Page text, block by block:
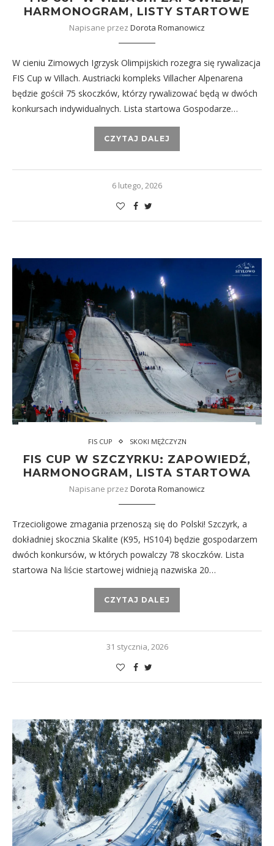
HARMONOGRAM, LISTY STARTOWE
Napisane przez Dorota Romanowicz
W cieniu Zimowych Igrzysk Olimpijskich rozegra się rywalizacja
FIS Cup w Villach. Austriacki kompleks Villacher Alpenarena
będzie gościł 75 skoczków, którzy rywalizować będą w dwóch
konkursach indywidualnych. Lista startowa Gospodarze…
CZYTAJ DALEJ
6 lutego, 2026
FIS CUP SKOKI MĘŻCZYZN
FIS CUP W SZCZYRKU: ZAPOWIEDŹ,
HARMONOGRAM, LISTA STARTOWA
Napisane przez Dorota Romanowicz
Trzecioligowe zmagania przenoszą się do Polski! Szczyrk, a
dokładniej skocznia Skalite (K95, HS104) będzie gospodarzem
dwóch konkursów, w których powalczy 78 skoczków. Lista
startowa Na liście startowej widnieją nazwiska 20…
CZYTAJ DALEJ
31 stycznia, 2026